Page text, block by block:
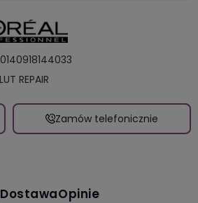
REPAIR
Zamów telefonicznie
DostawaOpinie